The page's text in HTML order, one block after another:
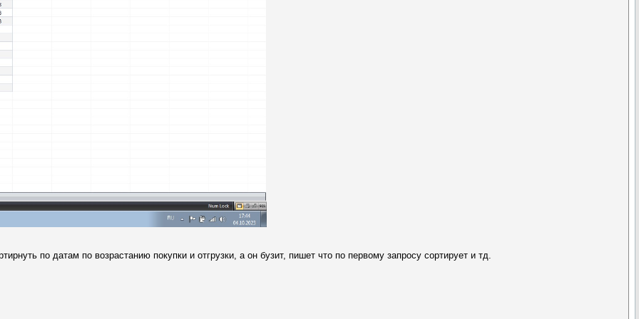
по датам по возрастанию покупки и отгрузки, а он бузит, пишет что по первому запросу сортирует и тд.